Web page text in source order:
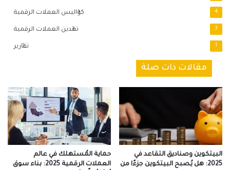
كواليس العملات الرقمية 4
تعدين العملات الرقمية 3
تقارير 1
مقالات ذات صلة
حماية المُستهلك في عالم
العملات الرقمية 2025: بناء سوق
البيتكوين وصناديق التقاعد في
2025: هل يُصبح البيتكوين جزءًا من